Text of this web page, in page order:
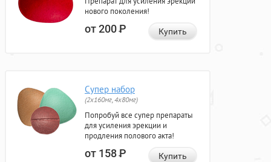
нового поколения!
от 200Р Купить
Супер набор
(2х160мг, 4х80мг)
Попробуй все супер препараты
для усиления эрекции и
продления полового акта!
от 158Р Купить